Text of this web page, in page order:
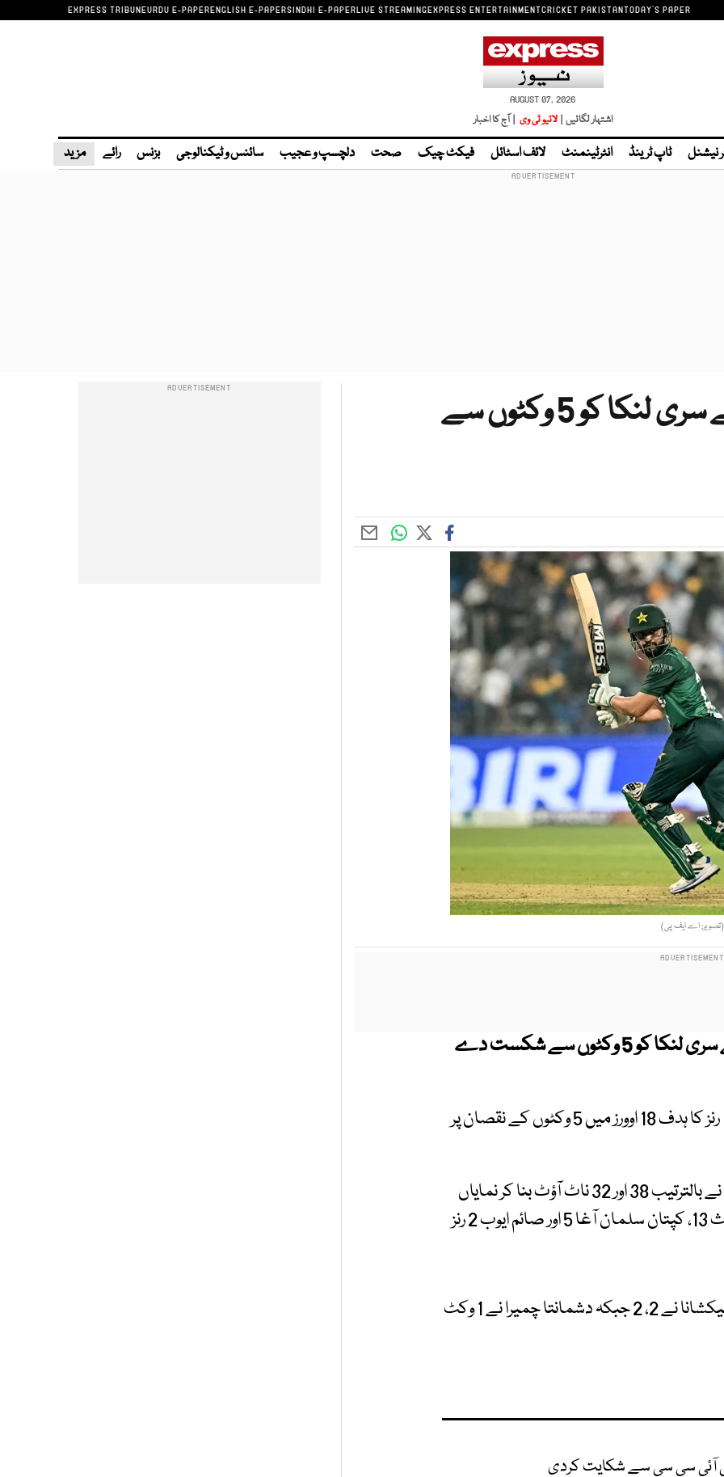
EXPRESS TRIBUNEURDU E-PAPERENGLISH E-PAPERSINDHI E-PAPERLIVE STREAMINGEXPRESS ENTERTAINMENTCRICKET PAKISTANTODAY'S PAPER
AUGUST 07, 2026
اشتہار لگائیں | لائیو ٹی وی | آج کا اخبار
نیشنل ٹاپ ٹرینڈ انٹرٹینمنٹ لائف اسٹائل فیکٹ چیک صحت دلچسپ و عجیب سائنس و ٹیکنالوجی بزنس رائے مزید
ایشیا کپ سپر فور: پاکستان نے سری لنکا کو 5 وکٹوں سے
(تصویر: اے ایف پی)
ایشیا کپ کے سپر فور مرحلے میں پاکستان نے سری لنکا کو 5 وکٹوں سے شکست دے
ابوظبی میں کھیلے گئے میچ میں پاکستان نے 133 رنز کا ہدف 18 اوورز میں 5 وکٹوں کے نقصان پر
پاکستان کی جانب سے محمد نواز اور حسین طلعت نے بالترتیب 38 اور 32 ناٹ آؤٹ بنا کر نمایاں
رہے۔ صاحبزادہ فرحان 24، فخر زمان 17، محمد حارث 13، کپتان سلمان آغا 5 اور صائم ایوب 2 رنز
سری لنکا کی جانب سے ونندو ہسارنگا اور مہیش ٹھیکشانا نے 2، 2 جبکہ دشمانتا چمیرا نے 1 وکٹ
آئی سی سی سے شکایت کردی